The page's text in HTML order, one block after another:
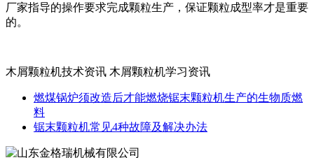
厂家指导的操作要求完成颗粒生产，保证颗粒成型率才是重要
的。
木屑颗粒机技术资讯 木屑颗粒机学习资讯
燃煤锅炉须改造后才能燃烧锯末颗粒机生产的生物质燃
料
锯末颗粒机常见4种故障及解决办法